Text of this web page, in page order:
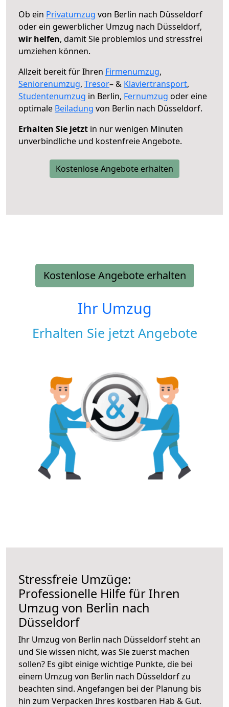
Ob ein Privatumzug von Berlin nach Düsseldorf
oder ein gewerblicher Umzug nach Düsseldorf,
wir helfen, damit Sie problemlos und stressfrei
umziehen können.
Allzeit bereit für Ihren Firmenumzug,
Seniorenumzug, Tresor– & Klaviertransport,
Studentenumzug in Berlin, Fernumzug oder eine
optimale Beiladung von Berlin nach Düsseldorf.
Erhalten Sie jetzt in nur wenigen Minuten
unverbindliche und kostenfreie Angebote.
Kostenlose Angebote erhalten
Kostenlose Angebote erhalten
Ihr Umzug
Erhalten Sie jetzt Angebote
Stressfreie Umzüge:
Professionelle Hilfe für Ihren
Umzug von Berlin nach
Düsseldorf
Ihr Umzug von Berlin nach Düsseldorf steht an
und Sie wissen nicht, was Sie zuerst machen
sollen? Es gibt einige wichtige Punkte, die bei
einem Umzug von Berlin nach Düsseldorf zu
beachten sind. Angefangen bei der Planung bis
hin zum Verpacken Ihres kostbaren Hab & Gut.